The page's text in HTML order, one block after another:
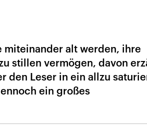
miteinander alt werden, ihre
stillen vermögen, davon
den Leser in ein allzu
ein großes